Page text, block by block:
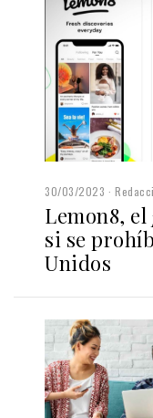
30/03/2023
Lemon8, el
si se
Unidos